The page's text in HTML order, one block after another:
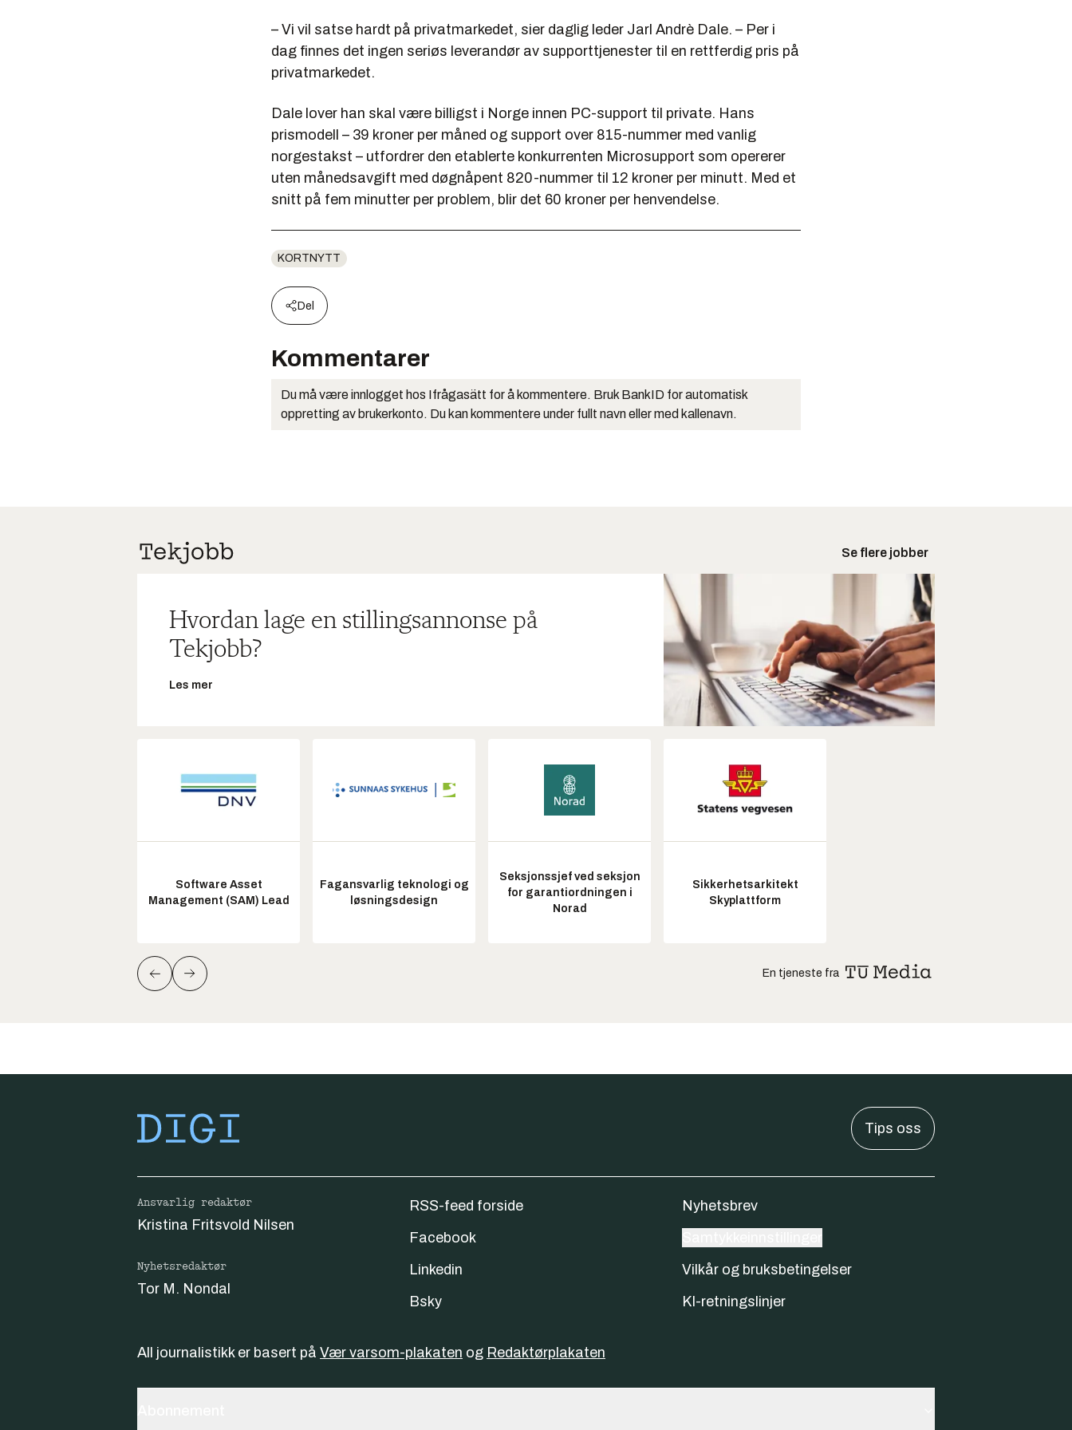
– Vi vil satse hardt på privatmarkedet, sier daglig leder Jarl Andrè Dale. – Per i
dag finnes det ingen seriøs leverandør av supporttjenester til en rettferdig pris på
privatmarkedet.
Dale lover han skal være billigst i Norge innen PC-support til private. Hans
prismodell – 39 kroner per måned og support over 815-nummer med vanlig
norgestakst – utfordrer den etablerte konkurrenten Microsupport som opererer
uten månedsavgift med døgnåpent 820-nummer til 12 kroner per minutt. Med et
snitt på fem minutter per problem, blir det 60 kroner per henvendelse.
KORTNYTT
Del
Kommentarer
Du må være innlogget hos Ifrågasätt for å kommentere. Bruk BankID for automatisk
oppretting av brukerkonto. Du kan kommentere under fullt navn eller med kallenavn.
Se flere jobber
Hvordan lage en stillingsannonse på
Tekjobb?
Les mer
Software Asset
Management (SAM) Lead
Fagansvarlig teknologi og
løsningsdesign
Seksjonssjef ved seksjon
for garantiordningen i
Norad
Sikkerhetsarkitekt
Skyplattform
En tjeneste fra
Tips oss
Ansvarlig redaktør
Kristina Fritsvold Nilsen
Nyhetsredaktør
Tor M. Nondal
RSS-feed forside
Facebook
Linkedin
Bsky
Nyhetsbrev
Vilkår og bruksbetingelser
KI-retningslinjer
All journalistikk er basert på Vær varsom-plakaten og Redaktørplakaten